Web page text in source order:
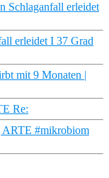
Schlaganfall erleidet
erleidet I 37 Grad
mit 9 Monaten |
Re:
ARTE #mikrobiom